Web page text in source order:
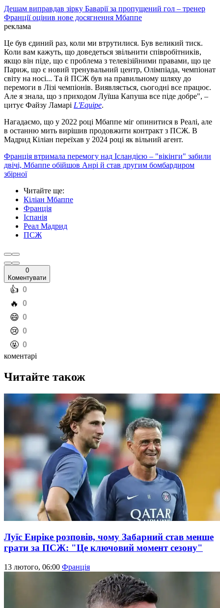
Дешам виправдав зірку Баварії за пропущений гол – тренер
Франції оцінив нове досягнення Мбаппе
реклама
Це був єдиний раз, коли ми втрутилися. Був великий тиск.
Коли вам кажуть, що доведеться звільнити співробітників,
якщо він піде, що є проблема з телевізійними правами, що це
Париж, що є новий тренувальний центр, Олімпіада, чемпіонат
світу на носі... Та й ПСЖ був на правильному шляху до
перемоги в Лізі чемпіонів. Виявляється, сьогодні все працює.
Але я знала, що з приходом Луїша Капуша все піде добре", –
цитує Файзу Ламарі L'Equipe.
Нагадаємо, що у 2022 році Мбаппе міг опинитися в Реалі, але
в останню мить вирішив продовжити контракт з ПСЖ. В
Мадрид Кіліан переїхав у 2024 році як вільний агент.
Франція втримала перемогу над Ісландією – "вікінги" забили
двічі, Мбаппе обійшов Анрі й став другим бомбардиром
збірної
Читайте ще:
Кіліан Мбаппе
Франція
Іспанія
Реал Мадрид
ПСЖ
0
Коментувати
️👍 0
️🔥 0
️😄 0
️😢 0
️🤬 0
коментарі
Читайте також
Луїс Енріке розповів, чому Забарний став менше
грати за ПСЖ: "Це ключовий момент сезону"
13 лютого, 06:00 Франція